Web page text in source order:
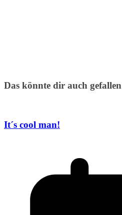
Das könnte dir auch gefallen
It´s cool man!